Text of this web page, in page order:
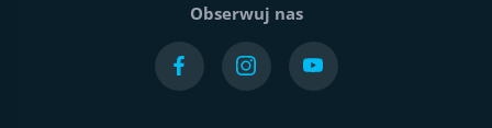
Obserwuj nas